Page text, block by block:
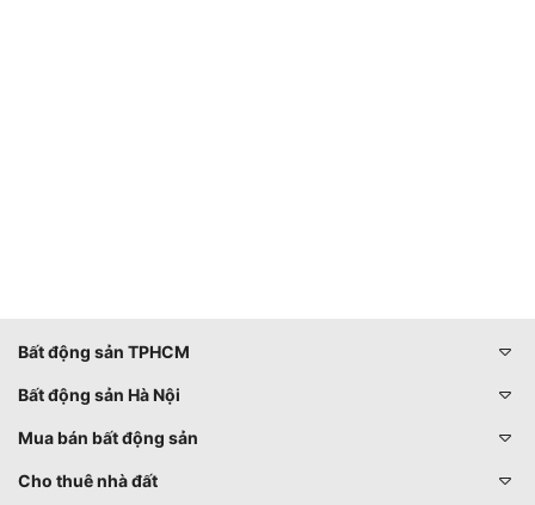
Bất động sản TPHCM
Bất động sản Hà Nội
Mua bán bất động sản
Cho thuê nhà đất